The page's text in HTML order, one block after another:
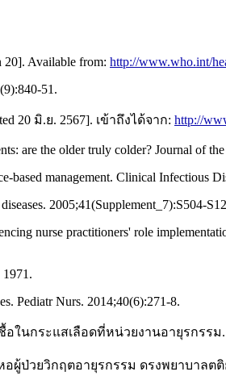
20]. Available from: http://www.who.int/
51.
20 มิ.ย. 2567]. เข้าถึงได้จาก: http://
are the older truly colder? Journal of
management. Clinical Infectious
2005;41(Supplement_7):S504-
nurse practitioners' role
Pediatr Nurs. 2014;40(6):271-8.
กระแสเลือดที่หน่วยงานอายุรกรรม.
ป่วยวิกฤตอายุรกรรม ดรงพยาบาลต